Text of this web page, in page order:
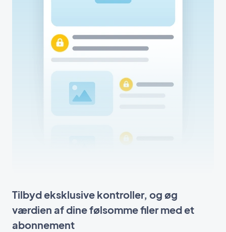
Tilbyd eksklusive kontroller, og øg
værdien af dine følsomme filer med et
abonnement